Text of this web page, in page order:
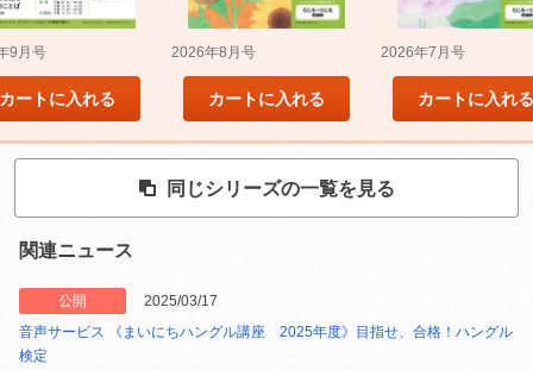
9月号
カートに入れる
2026年8月号
カートに入れる
2026年7月号
カートに入れる
同じシリーズの一覧を見る
関連ニュース
公開
2025/03/17
音声サービス 《まいにちハングル講座 2025年度》目指せ、合格！ハングル
検定